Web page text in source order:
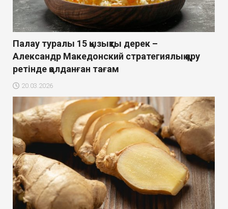
Палау туралы 15 қызықты дерек –
Александр Македонский стратегиялық қару
ретінде қолданған тағам
20.03.2026